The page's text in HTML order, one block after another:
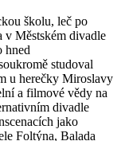
školu, leč po
v Městském divadle
hned
studoval
u herečky Miroslavy
a filmové vědy na
divadle
jako
Foltýna, Balada